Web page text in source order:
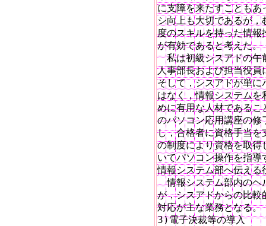
に支障を来たすことも
シ向上も大切であるが
度のスキルを持った情
が有効であると考えた。
私は初級シスアドの午
人事部長および担当役
そして，シスアドが単
はなく，情報システム
めに有用な人材である
のパソコン応用講座の
し，合格者に資格手当
の制度により資格を取
いてパソコン操作を指
情報システム部へ伝え
情報システム部内のヘ
が，シスアドからの比
対応が主な業務となる
3)電子決裁等の導入